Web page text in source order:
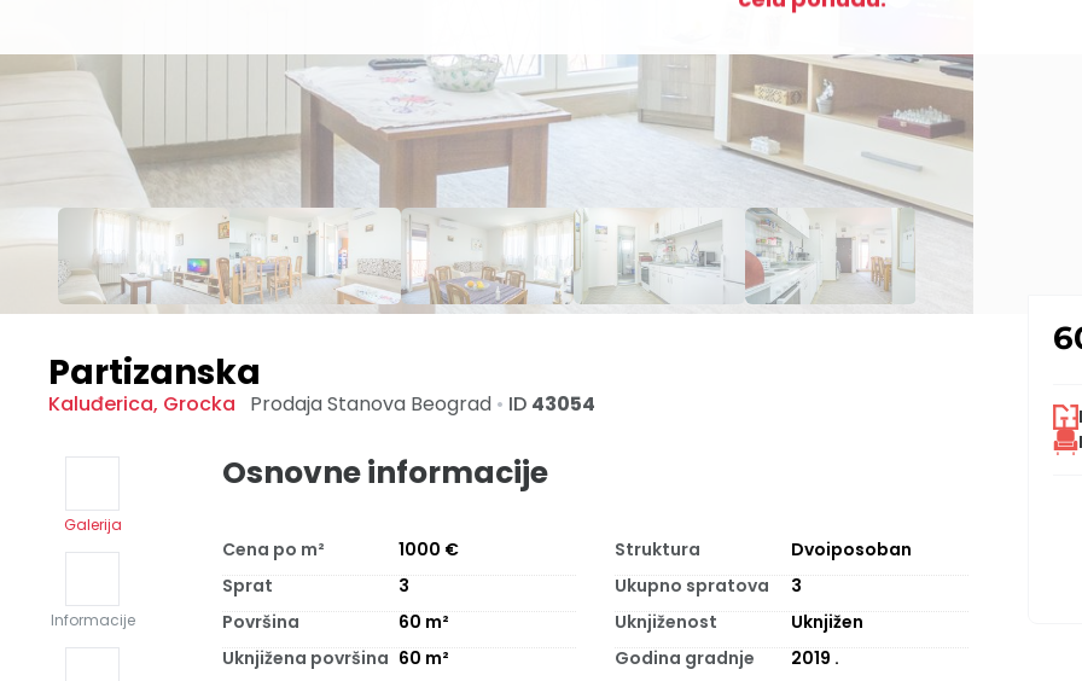
Partizanska
Kaluđerica, Grocka Prodaja Stanova Beograd • ID 43054
Galerija
Informacije
Osnovne informacije
Cena po m² 1000 € Struktura
Dvoiposoban
Sprat
3 Ukupno spratova
3
Površina
60 m² Uknjiženost
Uknjižen
Uknjižena površina 60 m² Godina gradnje 2019 .